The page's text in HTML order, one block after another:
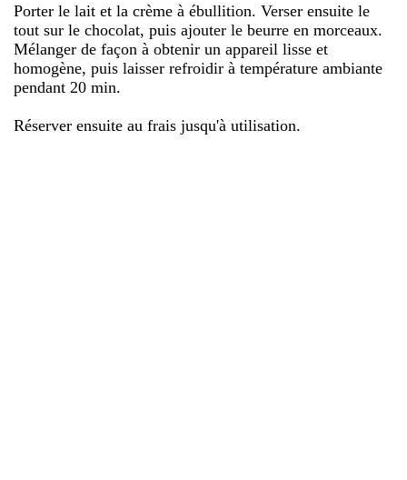
Porter le lait et la crème à ébullition. Verser ensuite le
tout sur le chocolat, puis ajouter le beurre en morceaux.
Mélanger de façon à obtenir un appareil lisse et
homogène, puis laisser refroidir à température ambiante
pendant 20 min.
Réserver ensuite au frais jusqu'à utilisation.